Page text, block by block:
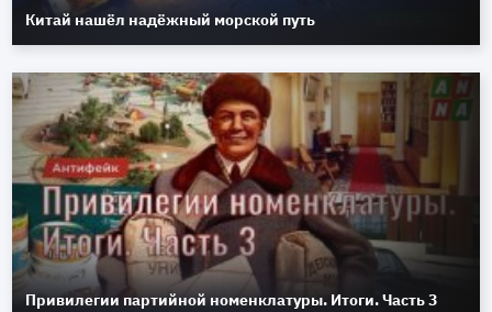
Китай нашёл надёжный морской путь
Привилегии партийной номенклатуры. Итоги. Часть 3